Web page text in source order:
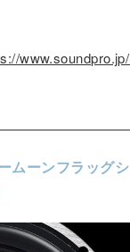
ムーンフラッグ